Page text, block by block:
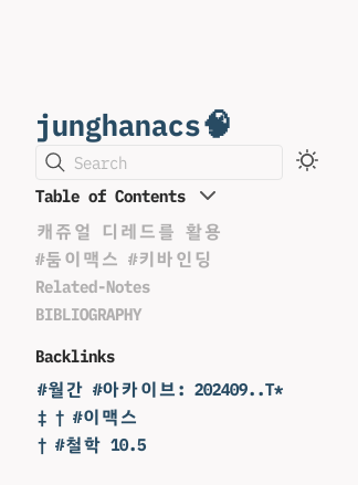
junghanacs🧠
Search
Table of Contents
캐쥬얼 디레드를 활용
#둠이맥스 #키바인딩
Related-Notes
BIBLIOGRAPHY
Backlinks
#월간 #아카이브: 202409..T*
‡ † #이맥스
† #철학 10.5